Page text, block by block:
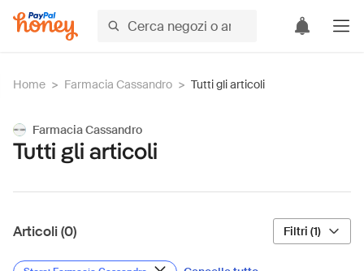
Home > Farmacia Cassandro > Tutti gli articoli
Farmacia Cassandro
Tutti gli articoli
Articoli (0) Filtri (1)